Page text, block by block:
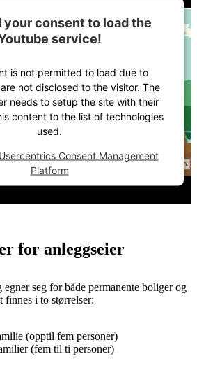
your consent to load the
service!
is not permitted to load due to
not disclosed to the visitor. The
needs to setup the site with their
content to the list of technologies
used.
Usercentrics Consent Management
Platform
for anleggseier
egner seg for både permanente boliger og
i to størrelser:
(opptil fem personer)
(fem til ti personer)